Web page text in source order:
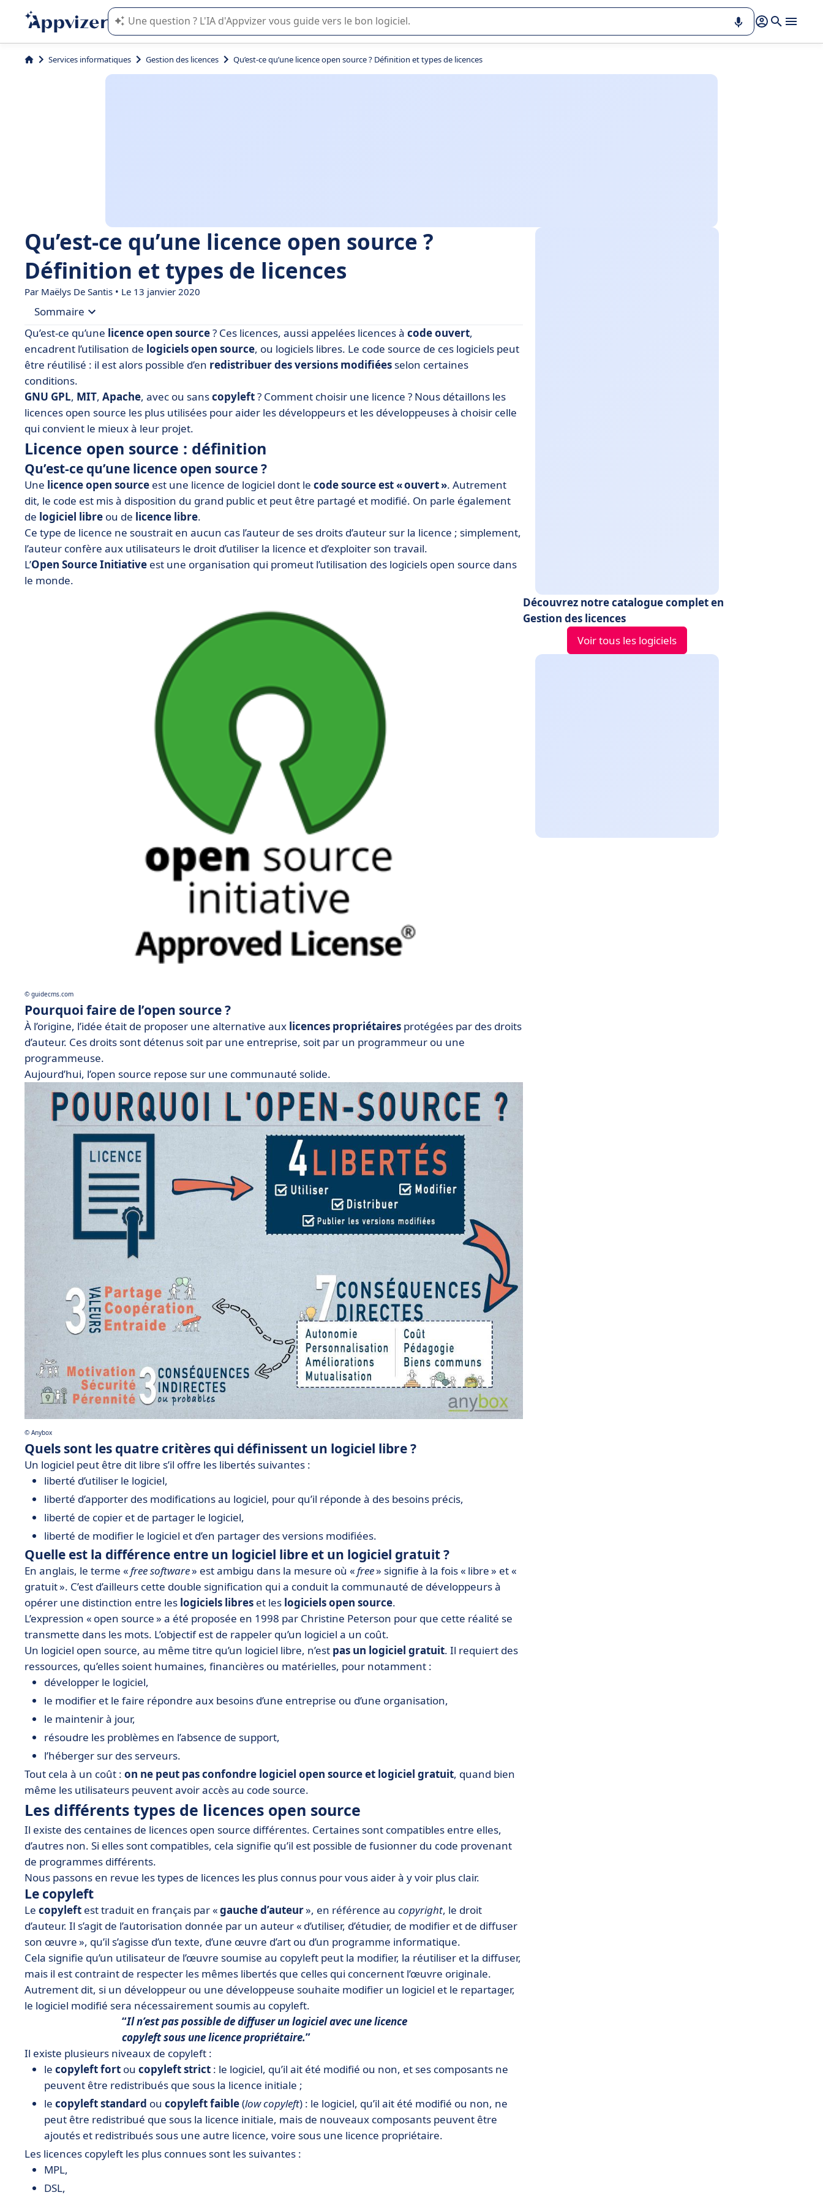
L'IA de Appvizer vous guide dans l'utilisation ou la sélection de logiciel SaaS en entreprise.
Services informatiques Gestion des licences Qu’est-ce qu’une licence open source ? Définition et types de licences
Qu’est-ce qu’une licence open source ?
Définition et types de licences
Par Maëlys De Santis • Le 13 janvier 2020
Sommaire
• Licence open source : définition
• Les différents types de licences open source
• Tableau des différentes licences open source
• Les logiciels open source les plus populaires
• Derniers conseils : comment choisir une licence open source ?
Qu’est-ce qu’une licence open source? Ces licences, aussi appelées licences à code ouvert,
encadrent l’utilisation de logiciels open source, ou logiciels libres. Le code source de ces logiciels peut
être réutilisé : il est alors possible d’en redistribuer des versions modifiées selon certaines
conditions.
GNU GPL, MIT, Apache, avec ou sanscopyleft? Comment choisir une licence ? Nous détaillons les
licences open source les plus utilisées pour aider les développeurs et les développeuses à choisir celle
qui convient le mieux à leur projet.
Licence open source : définition
Qu’est-ce qu’une licence open source ?
Une licence open source est une licence de logiciel dont le code source est « ouvert ». Autrement
dit, le code est mis à disposition du grand public et peut être partagé et modifié. On parle également
de logiciel libre ou de licence libre.
Ce type de licence ne soustrait en aucun cas l’auteur de ses droits d’auteur sur la licence ; simplement,
l’auteur confère aux utilisateurs le droit d’utiliser la licence et d’exploiter son travail.
L’Open Source Initiative est une organisation qui promeut l’utilisation des logiciels open source dans
le monde.
©️ guidecms.com
Pourquoi faire de l’open source ?
À l’origine, l’idée était de proposer une alternative aux licences propriétaires protégées par des droits
d’auteur. Ces droits sont détenus soit par une entreprise, soit par un programmeur ou une
programmeuse.
Aujourd’hui, l’open source repose sur une communauté solide.
©️ Anybox
Quels sont les quatre critères qui définissent un logiciel libre ?
Un logiciel peut être dit libre s’il offre les libertés suivantes :
liberté d’utiliser le logiciel,
liberté d’apporter des modifications au logiciel, pour qu’il réponde à des besoins précis,
liberté de copier et de partager le logiciel,
liberté de modifier le logiciel et d’en partager des versions modifiées.
Quelle est la différence entre un logiciel libre et un logiciel gratuit ?
En anglais, le terme «free software» est ambigu dans la mesure où «free» signifie à la fois « libre » et «
gratuit ». C’est d’ailleurs cette double signification qui a conduit la communauté de développeurs à
opérer une distinction entre les logiciels libres et les logiciels open source.
L’expression « open source » a été proposée en 1998 par Christine Peterson pour que cette réalité se
transmette dans les mots. L’objectif est de rappeler qu’un logiciel a un coût.
Un logiciel open source, au même titre qu’un logiciel libre, n’est pas un logiciel gratuit. Il requiert des
ressources, qu’elles soient humaines, financières ou matérielles, pour notamment :
développer le logiciel,
le modifier et le faire répondre aux besoins d’une entreprise ou d’une organisation,
le maintenir à jour,
résoudre les problèmes en l’absence de support,
l’héberger sur des serveurs.
Tout cela à un coût : on ne peut pas confondre logiciel open source et logiciel gratuit, quand bien
même les utilisateurs peuvent avoir accès au code source.
Les différents types de licences open source
Il existe des centaines de licences open source différentes. Certaines sont compatibles entre elles,
d’autres non. Si elles sont compatibles, cela signifie qu’il est possible de fusionner du code provenant
de programmes différents.
Nous passons en revue les types de licences les plus connus pour vous aider à y voir plus clair.
Le copyleft
Le copyleft est traduit en français par «gauche d’auteur», en référence au copyright, le droit
d’auteur. Il s’agit de l’autorisation donnée par un auteur « d’utiliser, d’étudier, de modifier et de diffuser
son œuvre », qu’il s’agisse d’un texte, d’une œuvre d’art ou d’un programme informatique.
Cela signifie qu’un utilisateur de l’œuvre soumise au copyleft peut la modifier, la réutiliser et la diffuser,
mais il est contraint de respecter les mêmes libertés que celles qui concernent l’œuvre originale.
Autrement dit, si un développeur ou une développeuse souhaite modifier un logiciel et le repartager,
le logiciel modifié sera nécessairement soumis au copyleft.
Il n’est pas possible de diffuser un logiciel avec une licence
copyleft sous une licence propriétaire.
Il existe plusieurs niveaux de copyleft :
le copyleft fort ou copyleft strict : le logiciel, qu’il ait été modifié ou non, et ses composants ne
peuvent être redistribués que sous la licence initiale ;
le copyleft standard ou copyleft faible(low copyleft) : le logiciel, qu’il ait été modifié ou non, ne
peut être redistribué que sous la licence initiale, mais de nouveaux composants peuvent être
ajoutés et redistribués sous une autre licence, voire sous une licence propriétaire.
Les licences copyleft les plus connues sont les suivantes :
MPL,
DSL,
Découvrez notre catalogue complet en
Gestion des licences
Voir tous les logiciels